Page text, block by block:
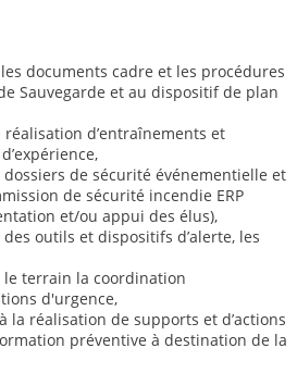
documents cadre et les procédures
Sauvegarde et au dispositif de plan
réalisation d’entraînements et
de sécurité événementielle et
de sécurité incendie ERP
et/ou appui des élus),
outils et dispositifs d’alerte, les
terrain la coordination
d'urgence,
la réalisation de supports et d’actions
préventive à destination de la